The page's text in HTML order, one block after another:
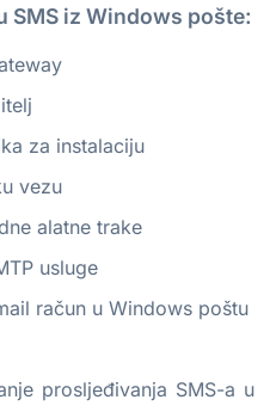
SMS iz Windows pošte:
za instalaciju
vezu
alatne trake
usluge
račun u Windows poštu
prosljeđivanja SMS-a u